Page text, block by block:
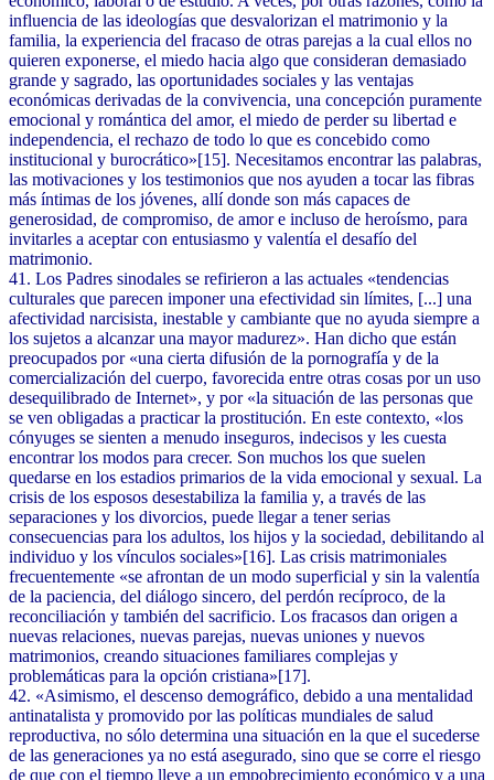
influencia de las ideologías que desvalorizan el matrimonio y la
familia, la experiencia del fracaso de otras parejas a la cual ellos no
quieren exponerse, el miedo hacia algo que consideran demasiado
grande y sagrado, las oportunidades sociales y las ventajas
económicas derivadas de la convivencia, una concepción puramente
emocional y romántica del amor, el miedo de perder su libertad e
independencia, el rechazo de todo lo que es concebido como
institucional y burocrático»[15]. Necesitamos encontrar las palabras,
las motivaciones y los testimonios que nos ayuden a tocar las fibras
más íntimas de los jóvenes, allí donde son más capaces de
generosidad, de compromiso, de amor e incluso de heroísmo, para
invitarles a aceptar con entusiasmo y valentía el desafío del
matrimonio.
41. Los Padres sinodales se refirieron a las actuales «tendencias
culturales que parecen imponer una efectividad sin límites, [...] una
afectividad narcisista, inestable y cambiante que no ayuda siempre a
los sujetos a alcanzar una mayor madurez». Han dicho que están
preocupados por «una cierta difusión de la pornografía y de la
comercialización del cuerpo, favorecida entre otras cosas por un uso
desequilibrado de Internet», y por «la situación de las personas que
se ven obligadas a practicar la prostitución. En este contexto, «los
cónyuges se sienten a menudo inseguros, indecisos y les cuesta
encontrar los modos para crecer. Son muchos los que suelen
quedarse en los estadios primarios de la vida emocional y sexual. La
crisis de los esposos desestabiliza la familia y, a través de las
separaciones y los divorcios, puede llegar a tener serias
consecuencias para los adultos, los hijos y la sociedad, debilitando al
individuo y los vínculos sociales»[16]. Las crisis matrimoniales
frecuentemente «se afrontan de un modo superficial y sin la valentía
de la paciencia, del diálogo sincero, del perdón recíproco, de la
reconciliación y también del sacrificio. Los fracasos dan origen a
nuevas relaciones, nuevas parejas, nuevas uniones y nuevos
matrimonios, creando situaciones familiares complejas y
problemáticas para la opción cristiana»[17].
42. «Asimismo, el descenso demográfico, debido a una mentalidad
antinatalista y promovido por las políticas mundiales de salud
reproductiva, no sólo determina una situación en la que el sucederse
de las generaciones ya no está asegurado, sino que se corre el riesgo
de que con el tiempo lleve a un empobrecimiento económico y a una